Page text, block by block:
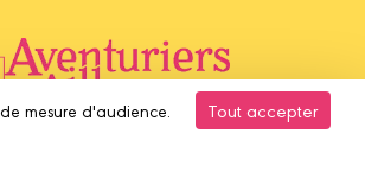
mesure d'audience.
Tout accepter